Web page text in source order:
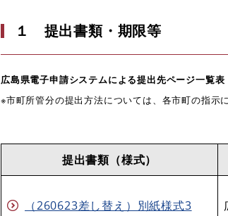
１ 提出書類・期限等
広島県電子申請システムによる提出先ページ一覧
※市町所管分の提出方法については、各市町の指示
提出書類（様式）
（260623差し替え）別紙様式3